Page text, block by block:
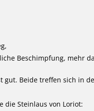
Beschimpfung, mehr
gut. Beide treffen sich in
die Steinlaus von Loriot: